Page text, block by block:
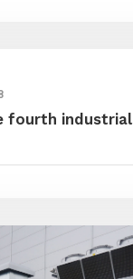
fourth industrial